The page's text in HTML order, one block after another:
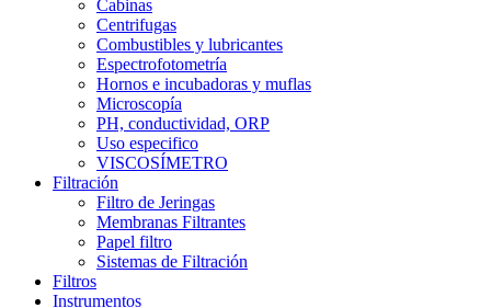
Cabinas
Centrifugas
Combustibles y lubricantes
Espectrofotometría
Hornos e incubadoras y muflas
Microscopía
PH, conductividad, ORP
Uso especifico
VISCOSÍMETRO
Filtración
Filtro de Jeringas
Membranas Filtrantes
Papel filtro
Sistemas de Filtración
Filtros
Instrumentos